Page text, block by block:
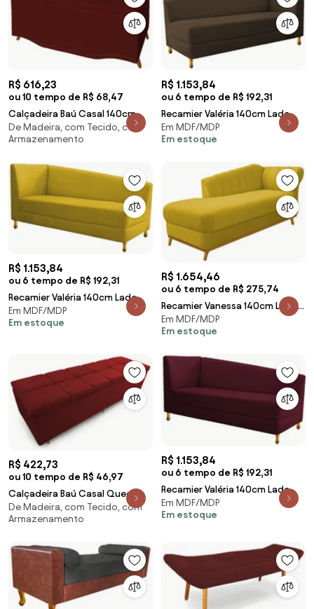
R$ 616,23
ou 10 tempo de R$ 68,47
Calçadeira Baú Casal 140cm
Greta Pés Palito Suede Bordô -
Sheep Estofados
De Madeira, com Tecido, com
Armazenamento
R$ 1.153,84
ou 6 tempo de R$ 192,31
Recamier Valéria 140cm Lado
Esquerdo Suede Marrom - ADJ
Decor
Em MDF/MDP
Em estoque
R$ 1.153,84
ou 6 tempo de R$ 192,31
Recamier Valéria 140cm Lado
Direito Suede Amarelo - ADJ
Decor
Em MDF/MDP
Em estoque
R$ 1.654,46
ou 6 tempo de R$ 275,74
Recamier Vanessa 140cm Lado
Esquerdo Suede Amarelo - ADJ
Decor
Em MDF/MDP
Em estoque
R$ 422,73
ou 10 tempo de R$ 46,97
Calçadeira Baú Casal Queen
160cm Veneza Veludo Bordô -
Sheep Estofados
De Madeira, com Tecido, com
Armazenamento
R$ 1.153,84
ou 6 tempo de R$ 192,31
Recamier Valéria 140cm Lado
Direito Suede Bordô - ADJ
Decor
Em MDF/MDP
Em estoque